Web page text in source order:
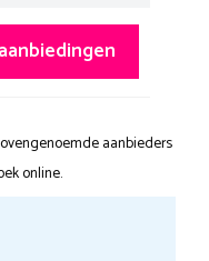
aanbieders
online.